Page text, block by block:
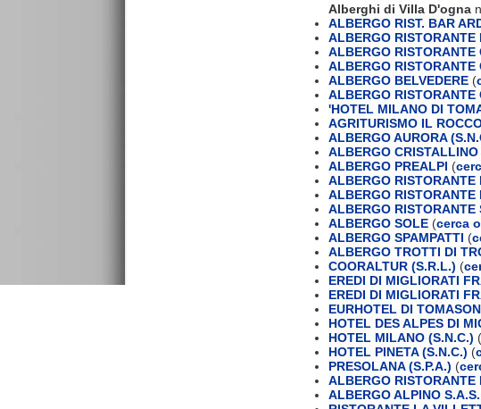
Alberghi di Villa D'ogna
ALBERGO RIST. BAR
ALBERGO RISTORANTE
ALBERGO RISTORANTE
ALBERGO RISTORANTE
ALBERGO BELVEDERE (
ALBERGO RISTORANTE
'HOTEL MILANO DI
AGRITURISMO IL
ALBERGO AURORA
ALBERGO CRISTALLINO
ALBERGO PREALPI (
ALBERGO RISTORANTE
ALBERGO RISTORANTE
ALBERGO RISTORANTE
ALBERGO SOLE (cerca
ALBERGO SPAMPATTI (
ALBERGO TROTTI DI
COORALTUR (S.R.L.) (
EREDI DI MIGLIORATI
EREDI DI MIGLIORATI
EURHOTEL DI
HOTEL DES ALPES DI
HOTEL MILANO (S.N.C.) (
HOTEL PINETA (S.N.C.) (
PRESOLANA (S.P.A.) (
ALBERGO RISTORANTE
ALBERGO ALPINO S.A.S.